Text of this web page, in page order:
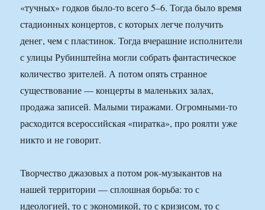
«тучных» годков было-то всего 5–6. Тогда было время
стадионных концертов, с которых легче получить
денег, чем с пластинок. Тогда вчерашние исполнители
с улицы Рубинштейна могли собрать фантастическое
количество зрителей. А потом опять странное
существование — концерты в маленьких залах,
продажа записей. Малыми тиражами. Огромными-то
расходится всероссийская «пиратка», про роялти уже
никто и не говорит.
Творчество джазовых а потом рок-музыкантов на
нашей территории — сплошная борьба: то с
идеологией, то с экономикой, то с кризисом, то с